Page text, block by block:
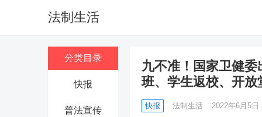
法制生活
分类目录
快报
普法宣传
九不准！国家卫健
班、学生返校、开放
快报 法制生活 2022年6月5日